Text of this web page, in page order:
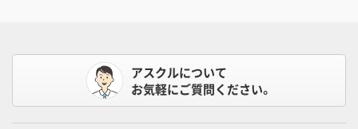
アスクルについて
お気軽にご質問ください。